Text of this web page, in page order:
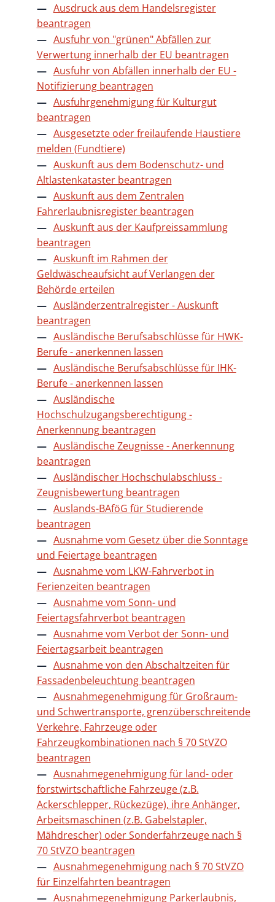
Ausdruck aus dem Handelsregister
beantragen
Ausfuhr von "grünen" Abfällen zur
Verwertung innerhalb der EU beantragen
Ausfuhr von Abfällen innerhalb der EU -
Notifizierung beantragen
Ausfuhrgenehmigung für Kulturgut
beantragen
Ausgesetzte oder freilaufende Haustiere
melden (Fundtiere)
Auskunft aus dem Bodenschutz- und
Altlastenkataster beantragen
Auskunft aus dem Zentralen
Fahrerlaubnisregister beantragen
Auskunft aus der Kaufpreissammlung
beantragen
Auskunft im Rahmen der
Geldwäscheaufsicht auf Verlangen der
Behörde erteilen
Ausländerzentralregister - Auskunft
beantragen
Ausländische Berufsabschlüsse für HWK-
Berufe - anerkennen lassen
Ausländische Berufsabschlüsse für IHK-
Berufe - anerkennen lassen
Ausländische
Hochschulzugangsberechtigung -
Anerkennung beantragen
Ausländische Zeugnisse - Anerkennung
beantragen
Ausländischer Hochschulabschluss -
Zeugnisbewertung beantragen
Auslands-BAföG für Studierende
beantragen
Ausnahme vom Gesetz über die Sonntage
und Feiertage beantragen
Ausnahme vom LKW-Fahrverbot in
Ferienzeiten beantragen
Ausnahme vom Sonn- und
Feiertagsfahrverbot beantragen
Ausnahme vom Verbot der Sonn- und
Feiertagsarbeit beantragen
Ausnahme von den Abschaltzeiten für
Fassadenbeleuchtung beantragen
Ausnahmegenehmigung für Großraum-
und Schwertransporte, grenzüberschreitende
Verkehre, Fahrzeuge oder
Fahrzeugkombinationen nach § 70 StVZO
beantragen
Ausnahmegenehmigung für land- oder
forstwirtschaftliche Fahrzeuge (z.B.
Ackerschlepper, Rückezüge), ihre Anhänger,
Arbeitsmaschinen (z.B. Gabelstapler,
Mähdrescher) oder Sonderfahrzeuge nach §
70 StVZO beantragen
Ausnahmegenehmigung nach § 70 StVZO
für Einzelfahrten beantragen
Ausnahmegenehmigung Parkerlaubnis,